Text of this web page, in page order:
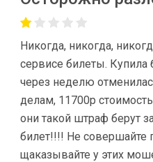
Никогда, никогда,
сервисе билеты. Купила
через неделю
делам, 11700р
они такой штраф берут
билет!!!! Не совершайте
щаказывайте у этих